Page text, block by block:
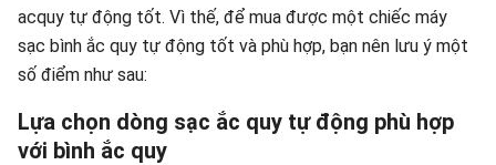
acquy tự động tốt. Vì thế, để mua được một chiếc máy
sạc bình ắc quy tự động tốt và phù hợp, bạn nên lưu ý một
số điểm như sau:
Lựa chọn dòng sạc ắc quy tự động phù hợp
với bình ắc quy